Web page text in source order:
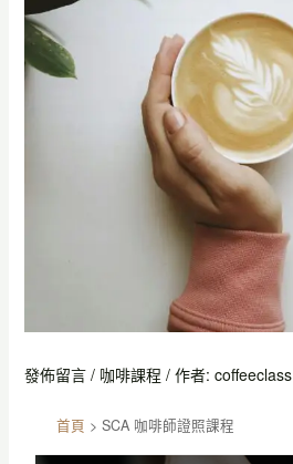
發佈留言 / 咖啡課程 / 作者: coffeeclass
首頁 > SCA 咖啡師證照課程